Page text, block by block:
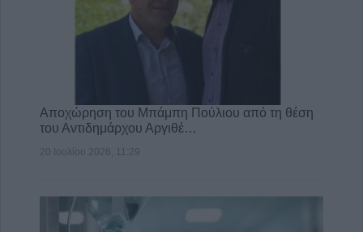
Αποχώρηση του Μπάμπη Πούλιου από τη θέση
του Αντιδημάρχου Αργιθέ…
20 Ιουλίου 2026, 11:29